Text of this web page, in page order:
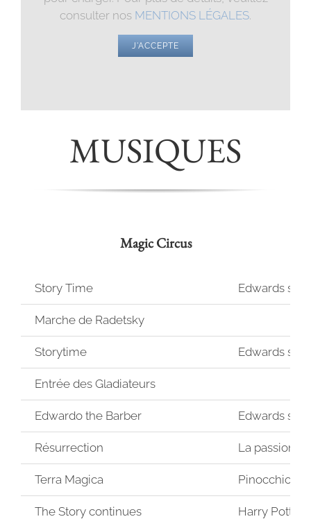
consulter nos MENTIONS LÉGALES.
J'ACCEPTE
MUSIQUES
Magic Circus
Story Time Edwards
Marche de Radetsky
Storytime Edwards
Entrée des Gladiateurs
Edwardo the Barber Edwards
Résurrection La passion
Terra Magica Pinocchio
The Story continues Harry Potter